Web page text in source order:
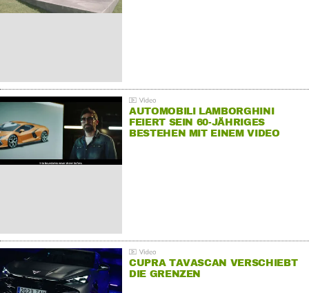
AUTOMOBILI LAMBORGHINI
FEIERT SEIN 60-JÄHRIGES
BESTEHEN MIT EINEM VIDEO
CUPRA TAVASCAN VERSCHIEBT
DIE GRENZEN